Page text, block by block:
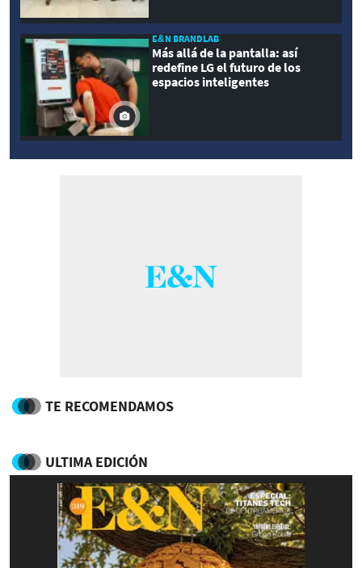
E&N BRANDLAB
Más allá de la pantalla: así
redefine LG el futuro de los
espacios inteligentes
TE RECOMENDAMOS
ULTIMA EDICIÓN